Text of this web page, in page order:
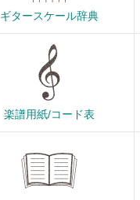
ギタースケール辞典
楽譜用紙/コード表